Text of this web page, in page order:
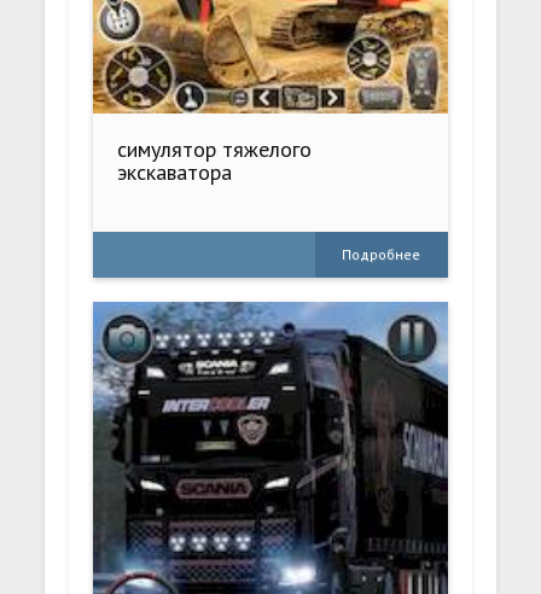
симулятор тяжелого
экскаватора
Подробнее